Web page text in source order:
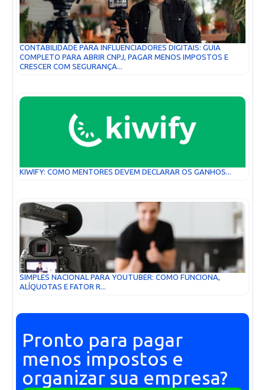
CONTABILIDADE PARA INFLUENCIADORES DIGITAIS: GUIA
COMPLETO PARA ABRIR CNPJ, PAGAR MENOS IMPOSTOS E
CRESCER COM SEGURANÇA...
KIWIFY: COMO MENTORES DEVEM DECLARAR OS GANHOS...
SIMPLES NACIONAL PARA YOUTUBER: COMO FUNCIONA,
ALÍQUOTAS E FATOR R...
Pronto para pagar
menos impostos e
organizar sua empresa?